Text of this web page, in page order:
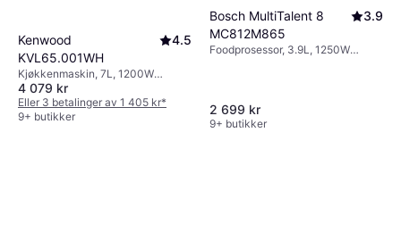
Kenwood
KVL65.001WH
4.5
Kjøkkenmaskin, 7L, 1200W
Display, Turbo/Pulsfunksjon,
Sprutsikring, Timerfunksjon, Deler
som tåler oppvaskmaskin,
4 079 kr
Eller 3 betalinger av 1 405 kr*
9+ butikker
Bosch MultiTalent 8
MC812M865
3.9
Foodprosessor, 3.9L, 1250W
2 699 kr
9+ butikker